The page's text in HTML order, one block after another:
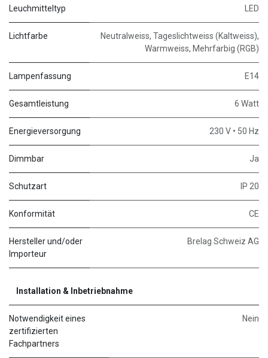
Leuchmitteltyp LED
Lichtfarbe
Neutralweiss, Tageslichtweiss (Kaltweiss),
Warmweiss, Mehrfarbig (RGB)
Lampenfassung E14
Gesamtleistung 6 Watt
Energieversorgung 230 V • 50 Hz
Dimmbar Ja
Schutzart IP 20
Konformität CE
Hersteller und/oder
Importeur
Brelag Schweiz AG
Installation & Inbetriebnahme
Notwendigkeit eines
zertifizierten
Fachpartners
Nein